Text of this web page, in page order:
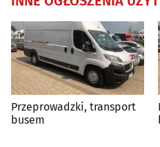
Przeprowadzki, transport
busem